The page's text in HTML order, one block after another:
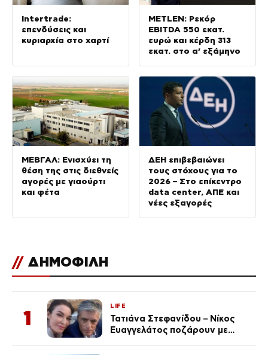
Intertrade:
επενδύσεις και
κυριαρχία στο χαρτί
METLEN: Ρεκόρ
EBITDA 550 εκατ.
ευρώ και κέρδη 313
εκατ. στο α’ εξάμηνο
ΜΕΒΓΑΛ: Ενισχύει τη
θέση της στις διεθνείς
αγορές με γιαούρτι
και φέτα
ΔΕΗ επιβεβαιώνει
τους στόχους για το
2026 – Στο επίκεντρο
data center, ΑΠΕ και
νέες εξαγορές
// ΔΗΜΟΦΙΛΗ
1
LIFE
Τατιάνα Στεφανίδου – Νίκος
Ευαγγελάτος ποζάρουν με